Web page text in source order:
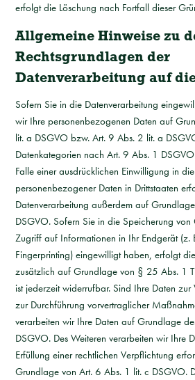
erfolgt die Löschung nach Fortfall dieser
Allgemeine Hinweise zu
Rechtsgrundlagen der
Datenverarbeitung auf
Sofern Sie in die Datenverarbeitung
wir Ihre personenbezogenen Daten auf
lit. a DSGVO bzw. Art. 9 Abs. 2 lit. a
Datenkategorien nach Art. 9 Abs. 1
Falle einer ausdrücklichen Einwilligung in
personenbezogener Daten in Drittstaaten
Datenverarbeitung außerdem auf
DSGVO. Sofern Sie in die Speicherung
Zugriff auf Informationen in Ihr Endgerät (z.
Fingerprinting) eingewilligt haben, erfolgt
zusätzlich auf Grundlage von § 25 Abs. 1
ist jederzeit widerrufbar. Sind Ihre Daten
zur Durchführung vorvertraglicher
verarbeiten wir Ihre Daten auf Grundlage
DSGVO. Des Weiteren verarbeiten wir Ihre
Erfüllung einer rechtlichen Verpflichtung
Grundlage von Art. 6 Abs. 1 lit. c DSGVO.